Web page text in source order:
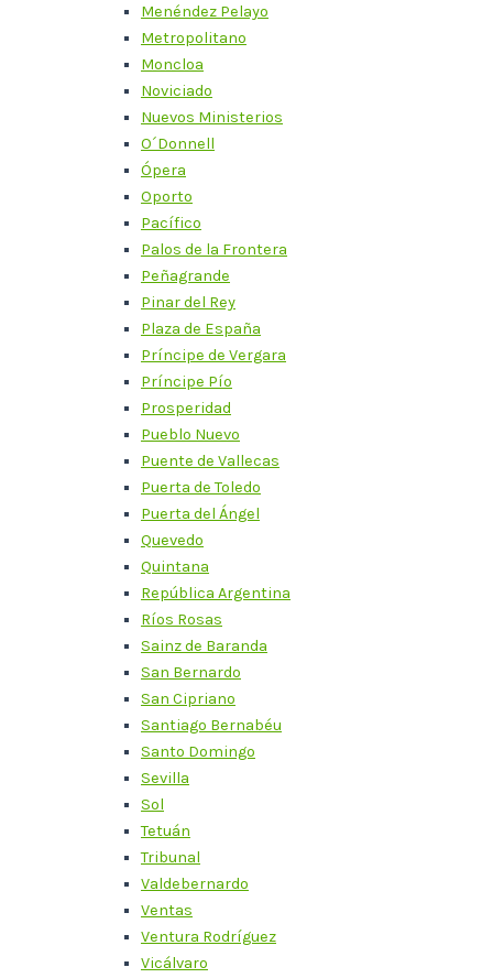
Menéndez Pelayo
Metropolitano
Moncloa
Noviciado
Nuevos Ministerios
O´Donnell
Ópera
Oporto
Pacífico
Palos de la Frontera
Peñagrande
Pinar del Rey
Plaza de España
Príncipe de Vergara
Príncipe Pío
Prosperidad
Pueblo Nuevo
Puente de Vallecas
Puerta de Toledo
Puerta del Ángel
Quevedo
Quintana
República Argentina
Ríos Rosas
Sainz de Baranda
San Bernardo
San Cipriano
Santiago Bernabéu
Santo Domingo
Sevilla
Sol
Tetuán
Tribunal
Valdebernardo
Ventas
Ventura Rodríguez
Vicálvaro